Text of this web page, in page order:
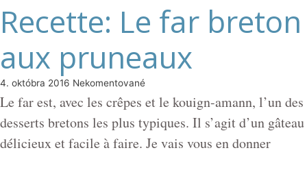
Recette: Le far breton
aux pruneaux
4. októbra 2016 Nekomentované
Le far est, avec les crêpes et le kouign-amann, l’un des
desserts bretons les plus typiques. Il s’agit d’un gâteau
délicieux et facile à faire. Je vais vous en donner